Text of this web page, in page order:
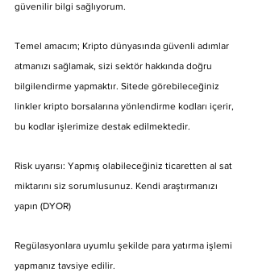
güvenilir bilgi sağlıyorum.
Temel amacım; Kripto dünyasında güvenli adımlar
atmanızı sağlamak, sizi sektör hakkında doğru
bilgilendirme yapmaktır. Sitede görebileceğiniz
linkler kripto borsalarına yönlendirme kodları içerir,
bu kodlar işlerimize destak edilmektedir.
Risk uyarısı: Yapmış olabileceğiniz ticaretten al sat
miktarını siz sorumlusunuz. Kendi araştırmanızı
yapın (DYOR)
Regülasyonlara uyumlu şekilde para yatırma işlemi
yapmanız tavsiye edilir.